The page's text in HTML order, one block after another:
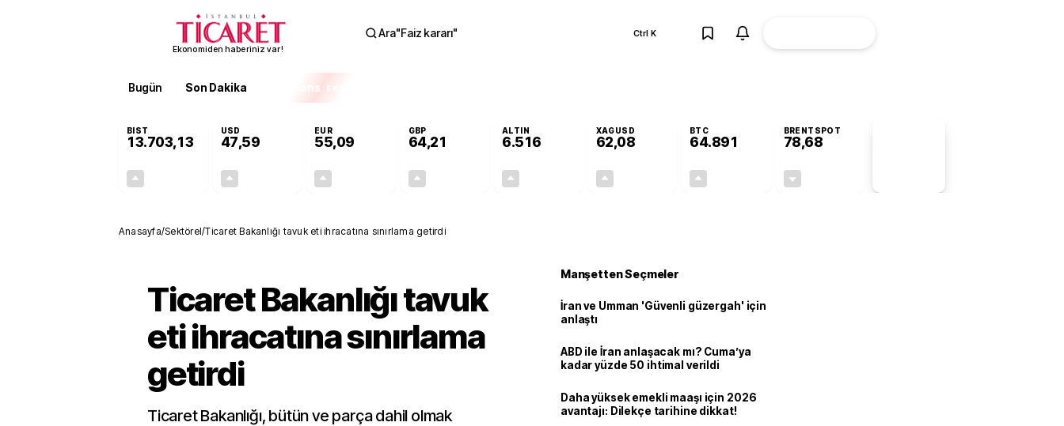
Ekonomiden haberiniz var!
Ara"Faiz kararı" Ctrl K
Bugün Son Dakika Finans EKSTRA
BIST
13.703,13
USD
47,59
EUR
55,09
GBP
64,21
ALTIN
6.516
XAGUSD
62,08
BTC
64.891
BRENTSPOT
78,68
Anasayfa/Sektörel/Ticaret Bakanlığı tavuk eti ihracatına sınırlama getirdi
Ticaret Bakanlığı tavuk
eti ihracatına sınırlama
getirdi
Ticaret Bakanlığı, bütün ve parça dahil olmak
Manşetten Seçmeler
İran ve Umman 'Güvenli güzergah' için
anlaştı
ABD ile İran anlaşacak mı? Cuma’ya
kadar yüzde 50 ihtimal verildi
Daha yüksek emekli maaşı için 2026
avantajı: Dilekçe tarihine dikkat!